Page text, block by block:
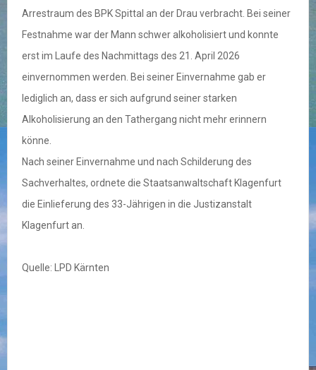
Arrestraum des BPK Spittal an der Drau verbracht. Bei seiner
Festnahme war der Mann schwer alkoholisiert und konnte
erst im Laufe des Nachmittags des 21. April 2026
einvernommen werden. Bei seiner Einvernahme gab er
lediglich an, dass er sich aufgrund seiner starken
Alkoholisierung an den Tathergang nicht mehr erinnern
könne.
Nach seiner Einvernahme und nach Schilderung des
Sachverhaltes, ordnete die Staatsanwaltschaft Klagenfurt
die Einlieferung des 33-Jährigen in die Justizanstalt
Klagenfurt an.
Quelle: LPD Kärnten